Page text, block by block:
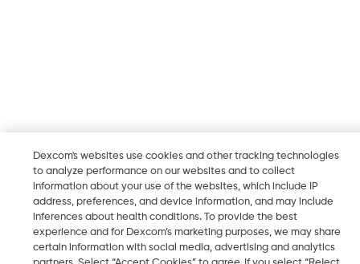
Dexcom's websites use cookies and other tracking technologies
to analyze performance on our websites and to collect
information about your use of the websites, which include IP
address, preferences, and device information, and may include
inferences about health conditions. To provide the best
experience and for Dexcom’s marketing purposes, we may share
certain information with social media, advertising and analytics